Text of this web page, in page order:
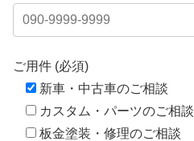
ご用件 (必須)
新車・中古車のご相談
カスタム・パーツのご相談
板金塗装・修理のご相談